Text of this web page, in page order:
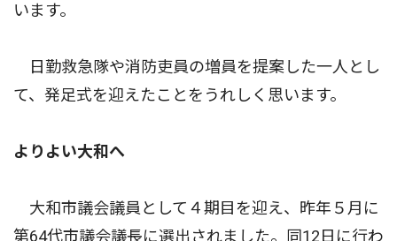
います。
日勤救急隊や消防吏員の増員を提案した一人とし
て、発足式を迎えたことをうれしく思います。
よりよい大和へ
大和市議会議員として４期目を迎え、昨年５月に
第64代市議会議長に選出されました。同12日に行わ